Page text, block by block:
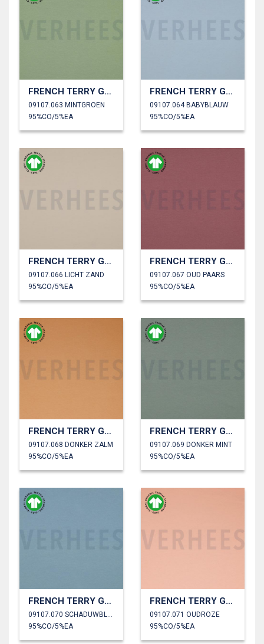
FRENCH TERRY GOTS
09107.063 MINTGROEN
95%CO/5%EA
FRENCH TERRY GOTS
09107.064 BABYBLAUW
95%CO/5%EA
FRENCH TERRY GOTS
09107.066 LICHT ZAND
95%CO/5%EA
FRENCH TERRY GOTS
09107.067 OUD PAARS
95%CO/5%EA
FRENCH TERRY GOTS
09107.068 DONKER ZALM
95%CO/5%EA
FRENCH TERRY GOTS
09107.069 DONKER MINT
95%CO/5%EA
FRENCH TERRY GOTS
09107.070 SCHADUWBLAUW
95%CO/5%EA
FRENCH TERRY GOTS
09107.071 OUDROZE
95%CO/5%EA